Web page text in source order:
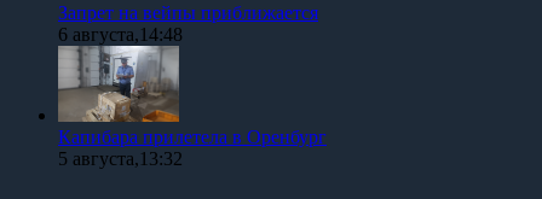
Запрет на вейпы приближается
6 августа,14:48
Капибара прилетела в Оренбург
5 августа,13:32